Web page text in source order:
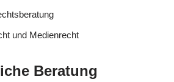
und Medienrecht
Beratung